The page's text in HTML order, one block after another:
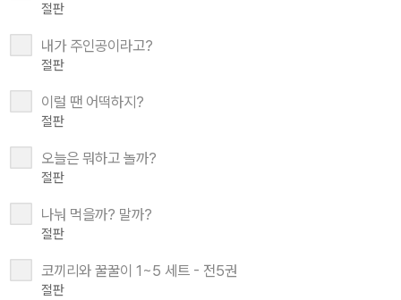
절판
내가 주인공이라고?
절판
이럴 땐 어떡하지?
절판
오늘은 뭐하고 놀까?
절판
나눠 먹을까? 말까?
절판
코끼리와 꿀꿀이 1~5 세트 - 전5권
절판